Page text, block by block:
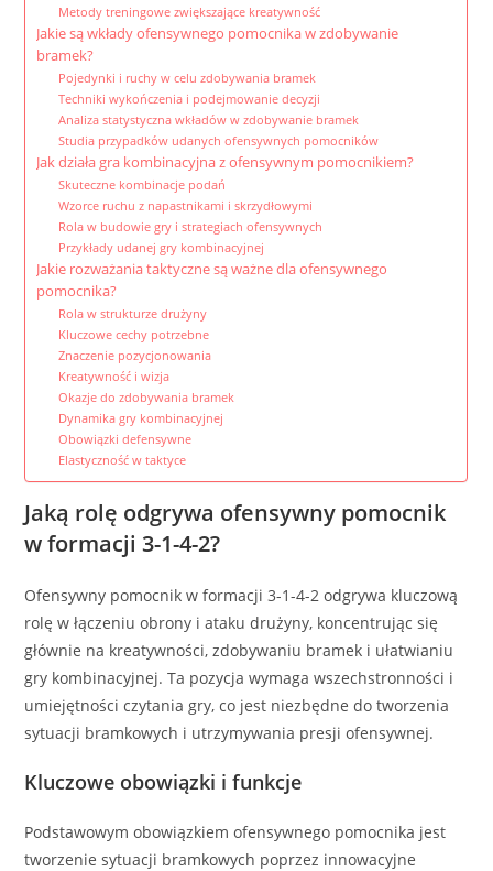
Metody treningowe zwiększające kreatywność
Jakie są wkłady ofensywnego pomocnika w zdobywanie
bramek?
Pojedynki i ruchy w celu zdobywania bramek
Techniki wykończenia i podejmowanie decyzji
Analiza statystyczna wkładów w zdobywanie bramek
Studia przypadków udanych ofensywnych pomocników
Jak działa gra kombinacyjna z ofensywnym pomocnikiem?
Skuteczne kombinacje podań
Wzorce ruchu z napastnikami i skrzydłowymi
Rola w budowie gry i strategiach ofensywnych
Przykłady udanej gry kombinacyjnej
Jakie rozważania taktyczne są ważne dla ofensywnego
pomocnika?
Rola w strukturze drużyny
Kluczowe cechy potrzebne
Znaczenie pozycjonowania
Kreatywność i wizja
Okazje do zdobywania bramek
Dynamika gry kombinacyjnej
Obowiązki defensywne
Elastyczność w taktyce
Jaką rolę odgrywa ofensywny pomocnik
w formacji 3-1-4-2?
Ofensywny pomocnik w formacji 3-1-4-2 odgrywa kluczową
rolę w łączeniu obrony i ataku drużyny, koncentrując się
głównie na kreatywności, zdobywaniu bramek i ułatwianiu
gry kombinacyjnej. Ta pozycja wymaga wszechstronności i
umiejętności czytania gry, co jest niezbędne do tworzenia
sytuacji bramkowych i utrzymywania presji ofensywnej.
Kluczowe obowiązki i funkcje
Podstawowym obowiązkiem ofensywnego pomocnika jest
tworzenie sytuacji bramkowych poprzez innowacyjne